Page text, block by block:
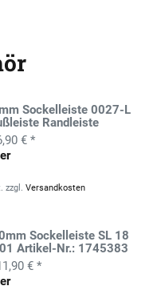
Sockelleiste 0027-L
Randleiste
€ *
zzgl.Versandkosten
Sockelleiste SL 18
Artikel-Nr.: 1745383
€ *